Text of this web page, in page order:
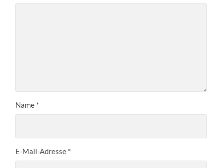
Name *
E-Mail-Adresse *